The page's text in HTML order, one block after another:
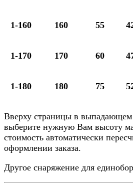
1-160 160 55
1-170 170 60
1-180 180 75
Вверху страницы в
выберите нужную Вам высоту
стоимость автоматически
оформлении заказа.
Другое снаряжение для